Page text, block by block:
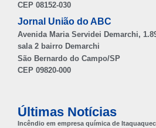
CEP 08152-030
Jornal União do ABC
Avenida Maria Servidei Demarchi,
sala 2 bairro Demarchi
São Bernardo do Campo/SP
CEP 09820-000
Últimas Notícias
Incêndio em empresa química de